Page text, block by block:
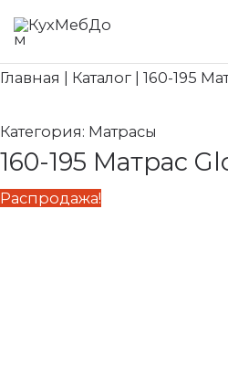
Перейти
содержимому
Главная Каталог 160-195
Категория: Матрасы
160-195 Матрас
Распродажа!
Первоначальная
составляла
090 ₽.
57